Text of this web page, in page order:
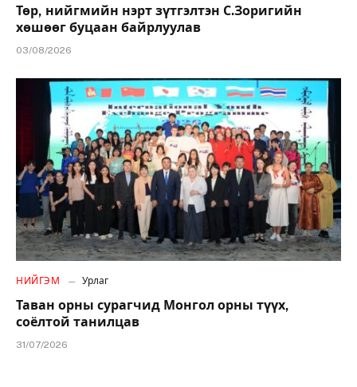
Төр, нийгмийн нэрт зүтгэлтэн С.Зоригийн
хөшөөг буцаан байрлуулав
03/08/2026
НИЙГЭМ Урлаг
Таван орны сурагчид Монгол орны түүх,
соёлтой танилцав
31/07/2026